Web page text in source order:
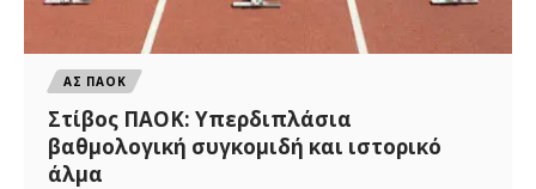
ΑΣ ΠΑΟΚ
Στίβος ΠΑΟΚ: Υπερδιπλάσια
βαθμολογική συγκομιδή και ιστορικό
άλμα